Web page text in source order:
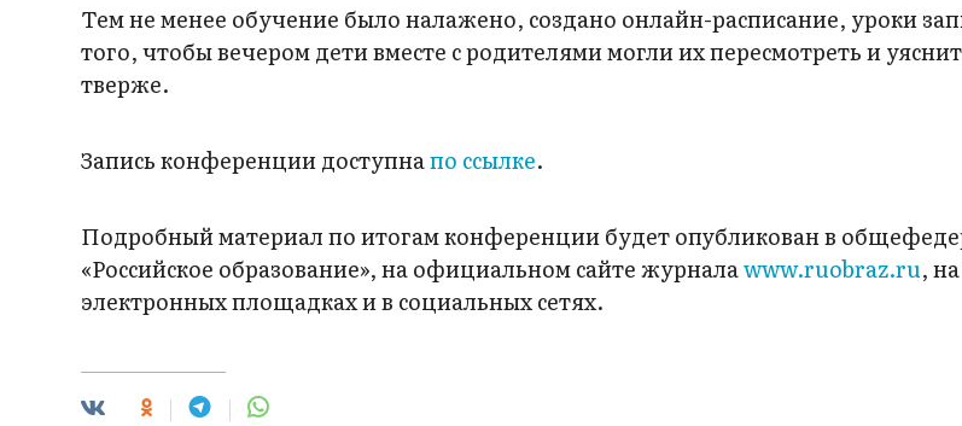
Тем не менее обучение было налажено, создано онлайн-расписание, уроки
того, чтобы вечером дети вместе с родителями могли их пересмотреть и
тверже.
Запись конференции доступнапо ссылке.
Подробный материал по итогам конференции будет опубликован в
«Российское образование», на официальном сайте журналаwww.ruobraz.ru,
электронных площадках и в социальных сетях.